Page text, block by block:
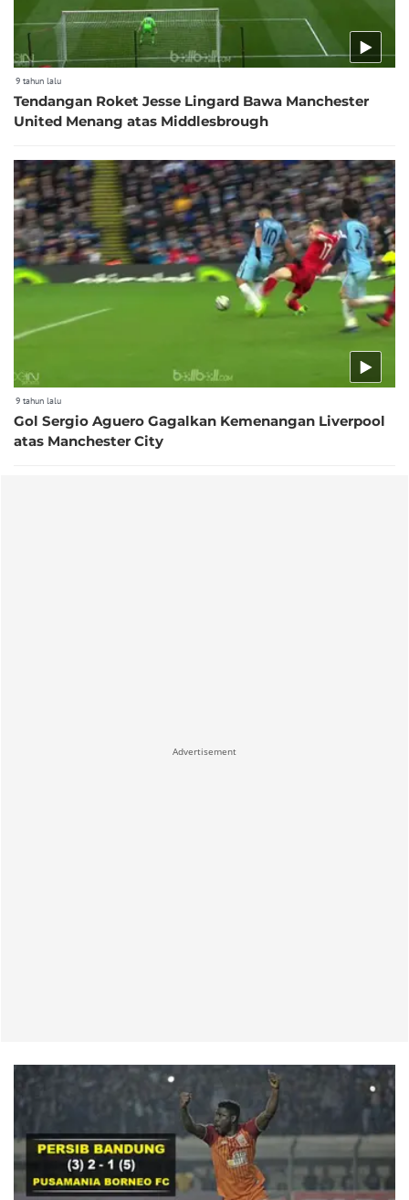
9 tahun lalu
Tendangan Roket Jesse Lingard Bawa Manchester
United Menang atas Middlesbrough
9 tahun lalu
Gol Sergio Aguero Gagalkan Kemenangan Liverpool
atas Manchester City
Advertisement